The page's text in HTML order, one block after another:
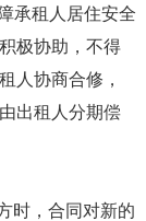
承租人居住安全
极协助，不得
人协商合修，
出租人分期偿
时，合同对新的